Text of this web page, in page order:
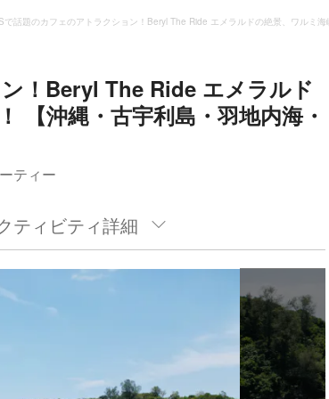
で話題のカフェのアトラクション！Beryl The Ride エメラルドの絶景、ワルミ
！Beryl The Ride エメラルド
【沖縄・古宇利島・羽地内海・
ティー
ティビティ詳細